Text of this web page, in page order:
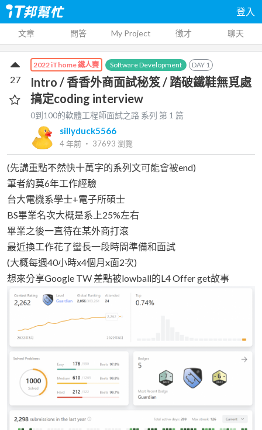
登入
文章 問答 My Project 徵才 聊天
2022 iThome 鐵人賽 Software Development DAY 1
Intro / 香香外商面試秘笈 / 踏破鐵鞋無覓處
搞定coding interview
0到100的軟體工程師面試之路 系列 第 1 篇
sillyduck5566
4 年前 ‧ 37693 瀏覽
27
(先講重點不然快十萬字的系列文可能會被end)
筆者約莫6年工作經驗
台大電機系學士+電子所碩士
BS畢業名次大概是系上25%左右
畢業之後一直待在某外商打滾
最近換工作花了蠻長一段時間準備和面試
(大概每週40小時x4個月x面2次)
想來分享Google TW 差點被lowball的L4 Offer get故事